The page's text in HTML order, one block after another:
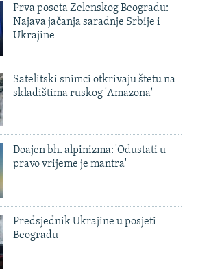
Prva poseta Zelenskog Beogradu:
Najava jačanja saradnje Srbije i
Ukrajine
Satelitski snimci otkrivaju štetu na
skladištima ruskog 'Amazona'
Doajen bh. alpinizma: 'Odustati u
pravo vrijeme je mantra'
Predsjednik Ukrajine u posjeti
Beogradu